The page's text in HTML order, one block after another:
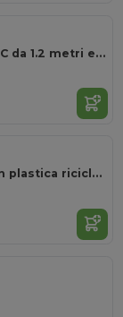
Auricolari con cavo USB-C da 1.2 metri e microfono integrato in ABS
Auricolari con astuccio in plastica riciclata Rebel